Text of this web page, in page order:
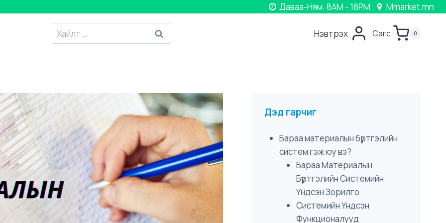
Даваа-Ням: 8AM - 18PM Mmarket.mn
Хайлтанд
:
Нэвтрэх Сагс 0
Дэд гарчиг
Бараа материалын бүртгэлийн
систем гэж юу вэ?
Бараа Материалын
Бүртгэлийн Системийн
Үндсэн Зорилго
Системийн Үндсэн
Функционалууд